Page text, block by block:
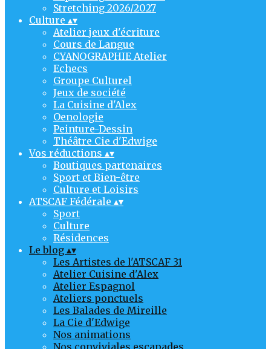
Stretching 2026/2027
Culture ▴▾
Atelier jeux d'écriture
Cours de Langue
CYANOGRAPHIE Atelier
Echecs
Groupe Culturel
Jeux de société
La Cuisine d'Alex
Oenologie
Peinture-Dessin
Théâtre Cie d'Edwige
Vos réductions ▴▾
Boutiques partenaires
Sport et Bien-être
Culture et Loisirs
ATSCAF Fédérale ▴▾
Sport
Culture
Résidences
Le blog ▴▾
Les Artistes de l'ATSCAF 31
Atelier Cuisine d'Alex
Atelier Espagnol
Ateliers ponctuels
Les Balades de Mireille
La Cie d'Edwige
Nos animations
Nos conviviales escapades